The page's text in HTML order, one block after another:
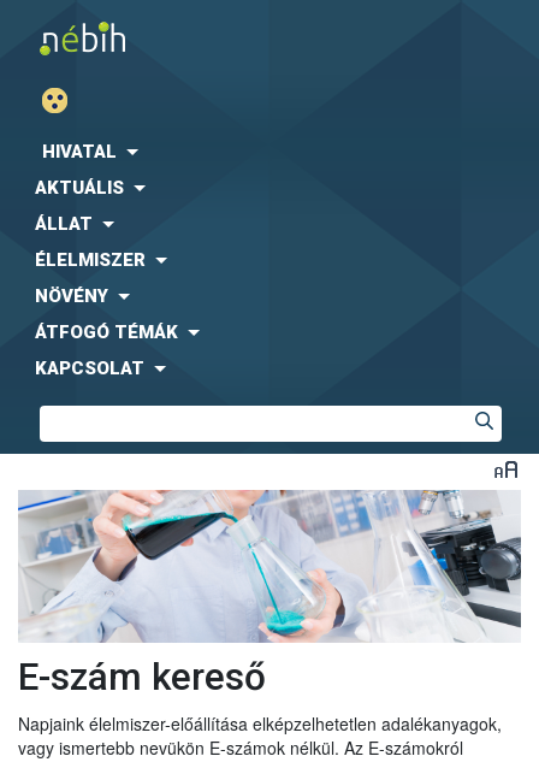
HIVATAL
AKTUÁLIS
ÁLLAT
ÉLELMISZER
NÖVÉNY
ÁTFOGÓ TÉMÁK
KAPCSOLAT
E-szám kereső
Napjaink élelmiszer-előállítása elképzelhetetlen adalékanyagok,
vagy ismertebb nevükön E-számok nélkül. Az E-számokról